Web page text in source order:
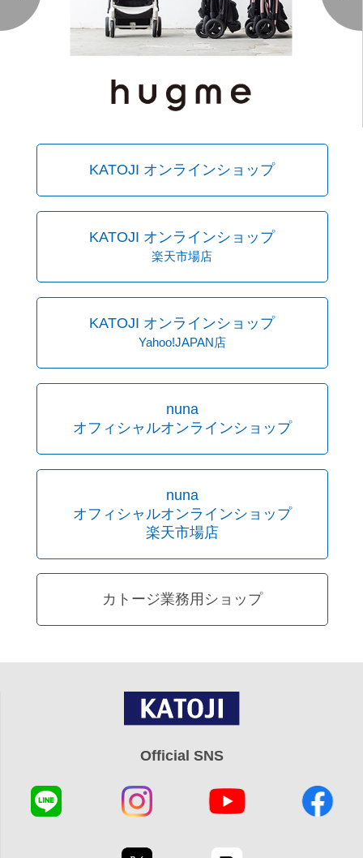
KATOJI オンラインショップ
KATOJI オンラインショップ
楽天市場店
KATOJI オンラインショップ
Yahoo!JAPAN店
nuna
オフィシャルオンラインショップ
nuna
オフィシャルオンラインショップ
楽天市場店
カトージ業務用ショップ
Official SNS